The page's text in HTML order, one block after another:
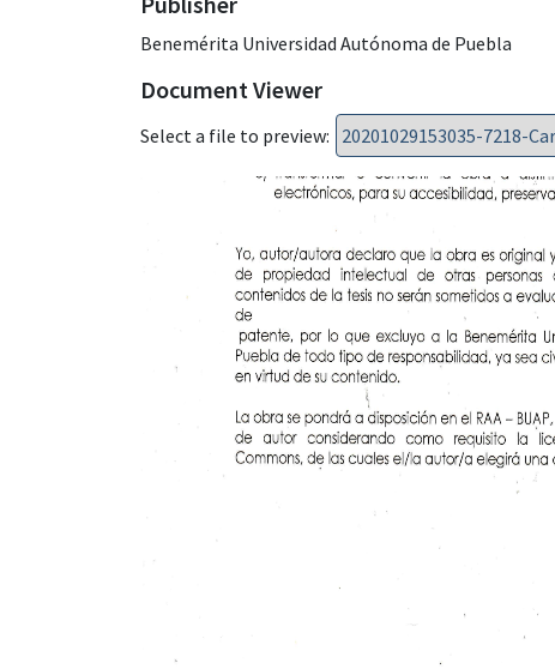
Benemérita Universidad Autónoma de Puebla
Document Viewer
Select a file to preview: